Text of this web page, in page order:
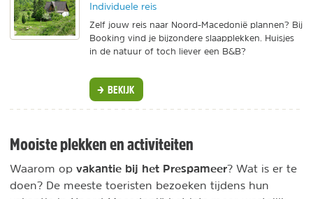
Individuele reis
Zelf jouw reis naar Noord-Macedonië plannen? Bij
Booking vind je bijzondere slaapplekken. Huisjes
in de natuur of toch liever een B&B?
BEKIJK
Mooiste plekken en activiteiten
Waarom op vakantie bij het Prespameer? Wat is er te
doen? De meeste toeristen bezoeken tijdens hun